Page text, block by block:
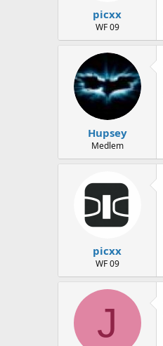
picxx
WF 09
Hupsey
Medlem
picxx
WF 09
J